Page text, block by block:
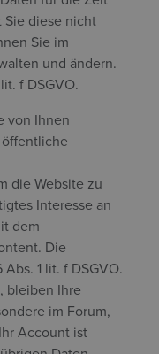
Sie diese nicht
Sie im
und ändern.
f DSGVO.
von Ihnen
die Website zu
Interesse an
dem
Die
1 lit. f DSGVO.
bleiben Ihre
im Forum,
Account ist